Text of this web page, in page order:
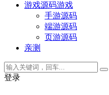
游戏源码游戏
手游源码
端游源码
页游源码
亲测
登录